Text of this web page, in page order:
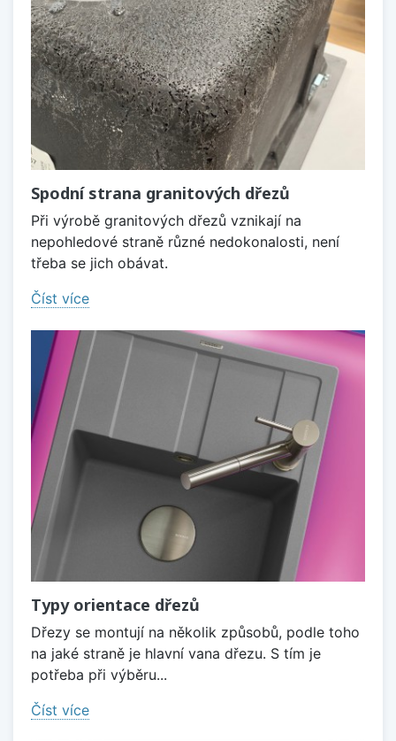
Spodní strana granitových dřezů
Při výrobě granitových dřezů vznikají na
nepohledové straně různé nedokonalosti, není
třeba se jich obávat.
Číst více
Typy orientace dřezů
Dřezy se montují na několik způsobů, podle toho
na jaké straně je hlavní vana dřezu. S tím je
potřeba při výběru...
Číst více